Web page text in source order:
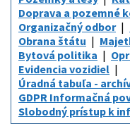
Doprava a pozemné
Organizačný odbor
Obrana štátu
Bytová politika
Evidencia vozidiel
Úradná tabuľa -
GDPR Informačná
Slobodný prístup k